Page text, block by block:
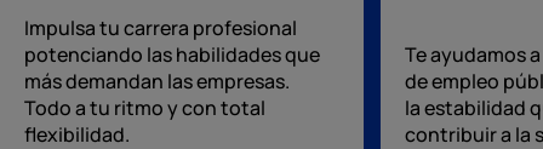
Impulsa tu carrera profesional
potenciando las habilidades que
más demandan las empresas.
Todo a tu ritmo y con total
flexibilidad.
Te ayudamos
de empleo
la estabilidad
contribuir a la